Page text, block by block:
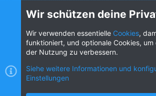
Diese Seite teilen
Wir schützen deine
Wir verwenden essentielle Cookies,
funktioniert, und optionale Cookies, um
der Nutzung zu verbessern.
Siehe weitere Informationen und
Einstellungen